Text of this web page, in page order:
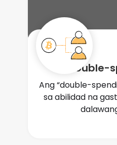
Double-
Ang “double-
sa abilidad na